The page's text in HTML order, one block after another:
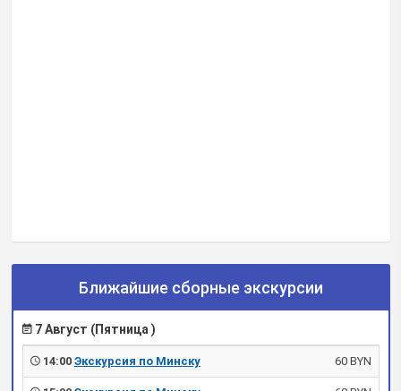
Ближайшие сборные экскурсии
7 Август (Пятница )
14:00 Экскурсия по Минску 60 BYN